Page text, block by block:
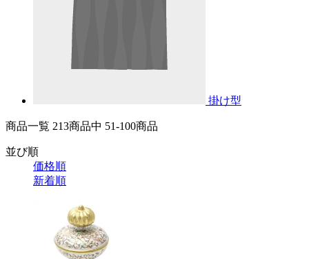
掛け型
商品一覧 213商品中 51-100商品
並び順
価格順
新着順